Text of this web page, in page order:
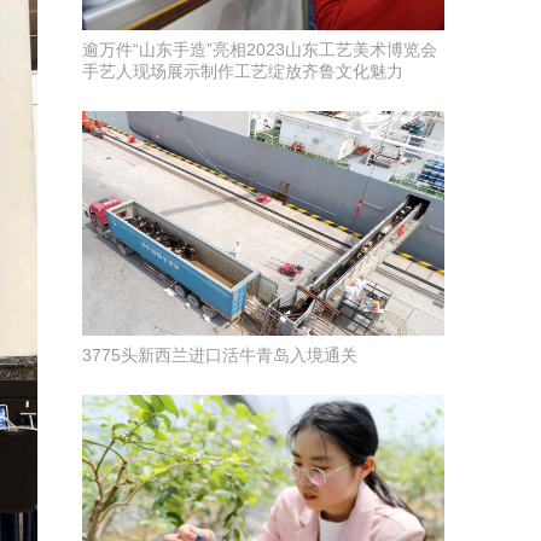
逾万件“山东手造”亮相2023山东工艺美术博览会
手艺人现场展示制作工艺绽放齐鲁文化魅力
3775头新西兰进口活牛青岛入境通关